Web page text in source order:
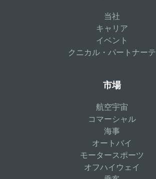
当社
キャリア
イベント
クニカル・パートナーテ
市場
航空宇宙
コマーシャル
海事
オートバイ
モータースポーツ
オフハイウェイ